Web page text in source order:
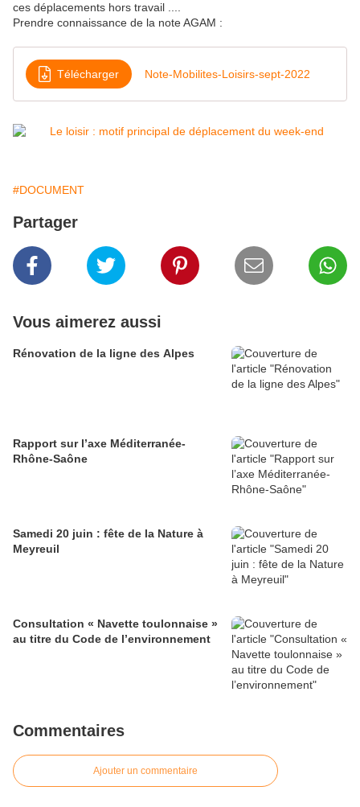
ces déplacements hors travail ....
Prendre connaissance de la note AGAM :
Télécharger Note-Mobilites-Loisirs-sept-2022
#DOCUMENT
Partager
Vous aimerez aussi
Rénovation de la ligne des Alpes
Rapport sur l’axe Méditerranée-
Rhône-Saône
Samedi 20 juin : fête de la Nature à
Meyreuil
Consultation « Navette toulonnaise »
au titre du Code de l’environnement
Commentaires
Ajouter un commentaire